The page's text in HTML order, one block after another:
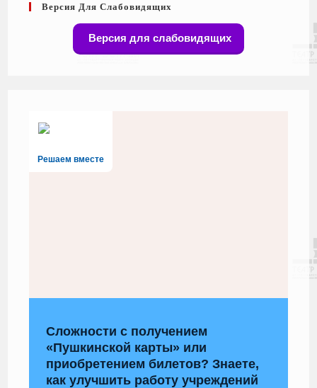
Версия Для Слабовидящих
Версия для слабовидящих
Решаем вместе
Сложности с получением
«Пушкинской карты» или
приобретением билетов? Знаете,
как улучшить работу учреждений